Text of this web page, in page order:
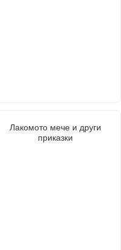
Лакомото мече и други
приказки